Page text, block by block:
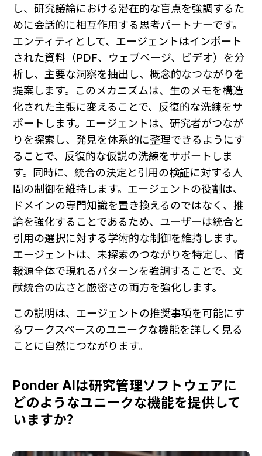
し、研究議論における潜在的な盲点を強調するた
めに会話的に相互作用する思考パートナーです。
エンティティとして、エージェントはインポート
された資料（PDF、ウェブページ、ビデオ）を分
析し、主要な洞察を抽出し、概念的なつながりを
提案します。このメカニズムは、生のメモを構造
化された主張に変えることで、反復的な洗練をサ
ポートします。エージェントは、研究者がつなが
りを探索し、発見を体系的に整理できるようにす
ることで、反復的な仮説の洗練をサポートしま
す。同時に、統合の決定と引用の検証に対する人
間の制御を維持します。エージェントの役割は、
ドメインの専門知識を置き換えるのではなく、推
論を強化することであるため、ユーザーは統合と
引用の選択に対する学術的な制御を維持します。
エージェントは、未探索のつながりを特定し、情
報源全体で現れるパターンを強調することで、文
献統合の広さと厳密さの両方を強化します。
この説明は、エージェントの推奨事項を可能にす
るワークスペースのユニークな機能を詳しく見る
ことに自然につながります。
Ponder AIは研究管理ソフトウェアに
どのようなユニークな機能を提供して
いますか？